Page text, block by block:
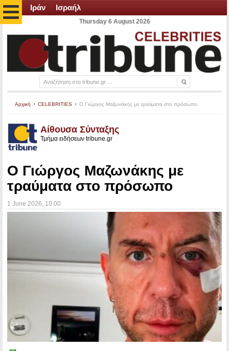
Ιράν Ισραήλ
Thursday 6 August 2026
Αρχική CELEBRITIES Ο Γιώργος Μαζωνάκης με τραύματα στο πρόσωπο
Αίθουσα Σύνταξης
Τμήμα ειδήσεων tribune.gr
Ο Γιώργος Μαζωνάκης με
τραύματα στο πρόσωπο
1 June 2026 , 10:00